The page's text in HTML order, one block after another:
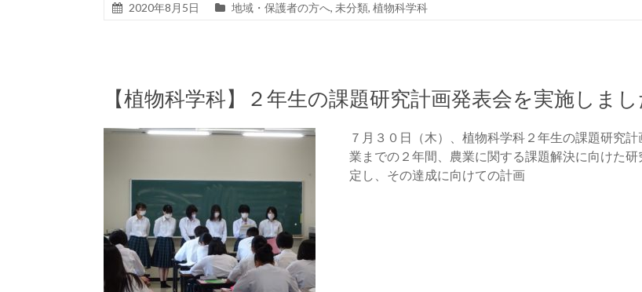
2020年8月5日 地域・保護者の方へ, 未分類, 植物科学科
【植物科学科】２年生の課題研究計画発表会を実施しまし
７月３０日（木）、植物科学科２年生の課題研究
業までの２年間、農業に関する課題解決に向けた
定し、その達成に向けての計画